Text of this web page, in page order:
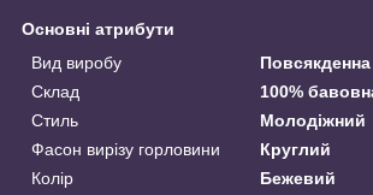
Основні атрибути
Вид виробу
Повсякденна
Склад
100%
Стиль
Молодіжний
Фасон вирізу горловини
Круглий
Колір
Бежевий